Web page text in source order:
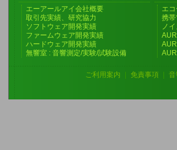
エーアールアイ会社概要
取引先実績、研究協力
ソフトウェア開発実績
ファームウェア開発実績
ハードウェア開発実績
無響室 : 音響測定/実験/試験設備
エ
携
ノ
ご利用案内 免責事項